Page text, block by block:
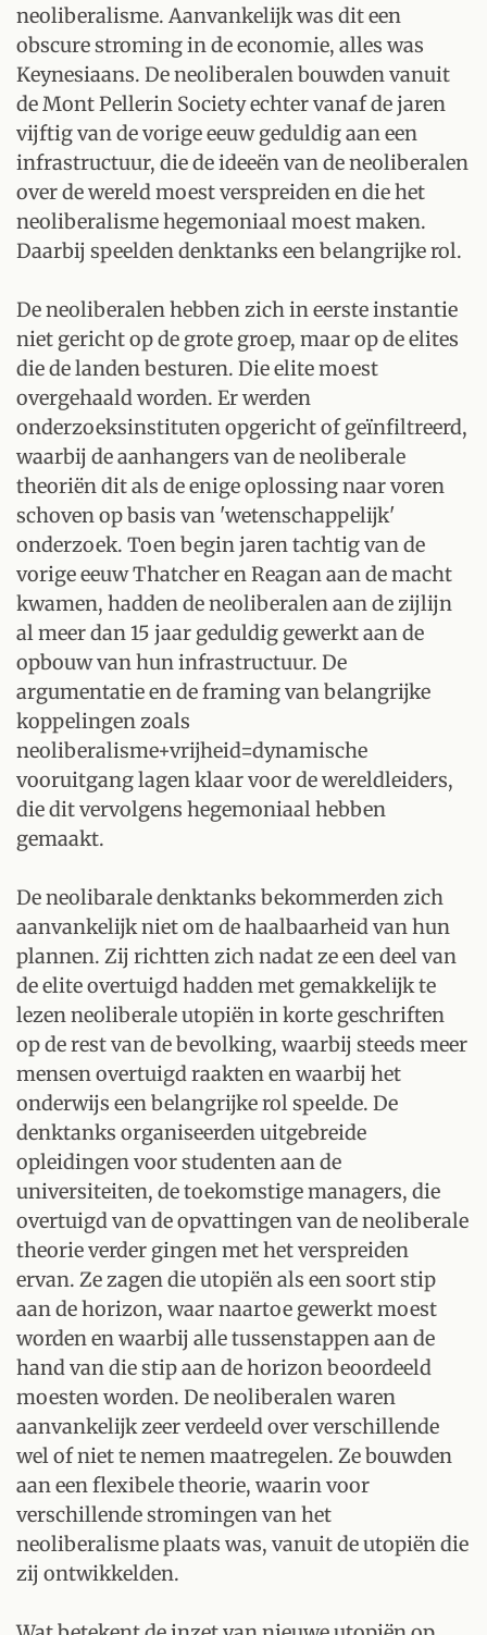
neoliberalisme. Aanvankelijk was dit een
obscure stroming in de economie, alles was
Keynesiaans. De neoliberalen bouwden vanuit
de Mont Pellerin Society echter vanaf de jaren
vijftig van de vorige eeuw geduldig aan een
infrastructuur, die de ideeën van de neoliberalen
over de wereld moest verspreiden en die het
neoliberalisme hegemoniaal moest maken.
Daarbij speelden denktanks een belangrijke rol.
De neoliberalen hebben zich in eerste instantie
niet gericht op de grote groep, maar op de elites
die de landen besturen. Die elite moest
overgehaald worden. Er werden
onderzoeksinstituten opgericht of geïnfiltreerd,
waarbij de aanhangers van de neoliberale
theoriën dit als de enige oplossing naar voren
schoven op basis van 'wetenschappelijk'
onderzoek. Toen begin jaren tachtig van de
vorige eeuw Thatcher en Reagan aan de macht
kwamen, hadden de neoliberalen aan de zijlijn
al meer dan 15 jaar geduldig gewerkt aan de
opbouw van hun infrastructuur. De
argumentatie en de framing van belangrijke
koppelingen zoals
neoliberalisme+vrijheid=dynamische
vooruitgang lagen klaar voor de wereldleiders,
die dit vervolgens hegemoniaal hebben
gemaakt.
De neolibarale denktanks bekommerden zich
aanvankelijk niet om de haalbaarheid van hun
plannen. Zij richtten zich nadat ze een deel van
de elite overtuigd hadden met gemakkelijk te
lezen neoliberale utopiën in korte geschriften
op de rest van de bevolking, waarbij steeds meer
mensen overtuigd raakten en waarbij het
onderwijs een belangrijke rol speelde. De
denktanks organiseerden uitgebreide
opleidingen voor studenten aan de
universiteiten, de toekomstige managers, die
overtuigd van de opvattingen van de neoliberale
theorie verder gingen met het verspreiden
ervan. Ze zagen die utopiën als een soort stip
aan de horizon, waar naartoe gewerkt moest
worden en waarbij alle tussenstappen aan de
hand van die stip aan de horizon beoordeeld
moesten worden. De neoliberalen waren
aanvankelijk zeer verdeeld over verschillende
wel of niet te nemen maatregelen. Ze bouwden
aan een flexibele theorie, waarin voor
verschillende stromingen van het
neoliberalisme plaats was, vanuit de utopiën die
zij ontwikkelden.